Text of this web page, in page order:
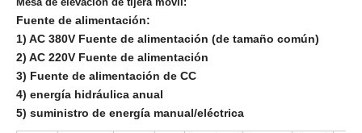
Fuente de alimentación:
1) AC 380V Fuente de alimentación (de tamaño común)
2) AC 220V Fuente de alimentación
3) Fuente de alimentación de CC
4) energía hidráulica anual
5) suministro de energía manual/eléctrica